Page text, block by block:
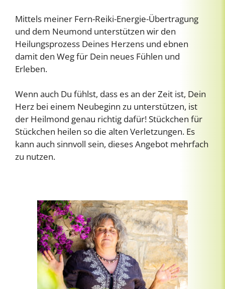
Mittels meiner Fern-Reiki-Energie-Übertragung
und dem Neumond unterstützen wir den
Heilungsprozess Deines Herzens und ebnen
damit den Weg für Dein neues Fühlen und
Erleben.
Wenn auch Du fühlst, dass es an der Zeit ist, Dein
Herz bei einem Neubeginn zu unterstützen, ist
der Heilmond genau richtig dafür! Stückchen für
Stückchen heilen so die alten Verletzungen. Es
kann auch sinnvoll sein, dieses Angebot mehrfach
zu nutzen.